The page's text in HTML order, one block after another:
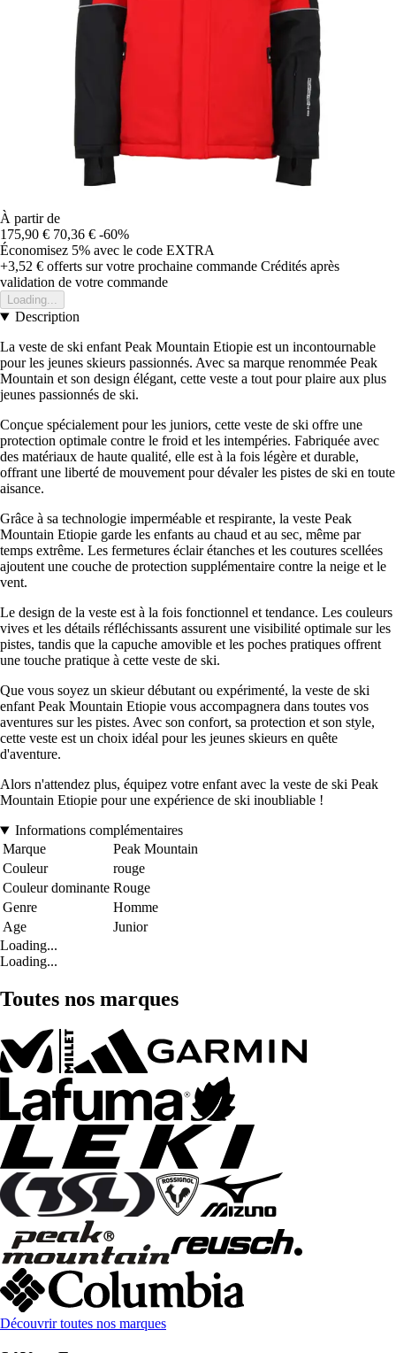
À partir de
175,90 € 70,36 € -60%
Économisez 5% avec le code EXTRA
+3,52 € offerts sur votre prochaine commande Crédités après
validation de votre commande
Loading...
Description
La veste de ski enfant Peak Mountain Etiopie est un incontournable
pour les jeunes skieurs passionnés. Avec sa marque renommée Peak
Mountain et son design élégant, cette veste a tout pour plaire aux plus
jeunes passionnés de ski.
Conçue spécialement pour les juniors, cette veste de ski offre une
protection optimale contre le froid et les intempéries. Fabriquée avec
des matériaux de haute qualité, elle est à la fois légère et durable,
offrant une liberté de mouvement pour dévaler les pistes de ski en toute
aisance.
Grâce à sa technologie imperméable et respirante, la veste Peak
Mountain Etiopie garde les enfants au chaud et au sec, même par
temps extrême. Les fermetures éclair étanches et les coutures scellées
ajoutent une couche de protection supplémentaire contre la neige et le
vent.
Le design de la veste est à la fois fonctionnel et tendance. Les couleurs
vives et les détails réfléchissants assurent une visibilité optimale sur les
pistes, tandis que la capuche amovible et les poches pratiques offrent
une touche pratique à cette veste de ski.
Que vous soyez un skieur débutant ou expérimenté, la veste de ski
enfant Peak Mountain Etiopie vous accompagnera dans toutes vos
aventures sur les pistes. Avec son confort, sa protection et son style,
cette veste est un choix idéal pour les jeunes skieurs en quête
d'aventure.
Alors n'attendez plus, équipez votre enfant avec la veste de ski Peak
Mountain Etiopie pour une expérience de ski inoubliable !
Informations complémentaires
Marque
Peak Mountain
Couleur
rouge
Couleur dominante Rouge
Genre
Homme
Age
Junior
Loading...
Loading...
Toutes nos marques
Découvrir toutes nos marques